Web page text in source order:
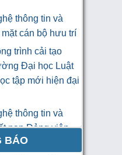
thông tin và
cán bộ hưu trí
trình cải tạo
Đại học Luật
tập mới hiện đại
thông tin và
nạp Đảng viên
BÁO